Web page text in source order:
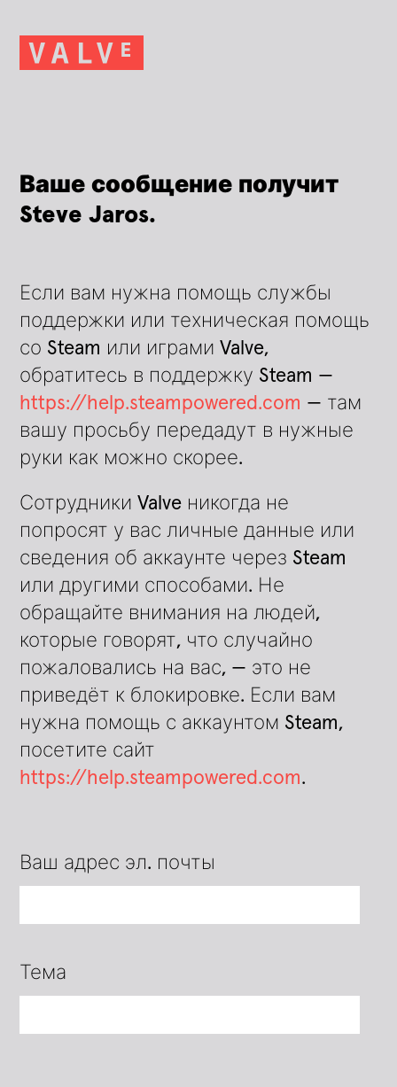
Ваше сообщение получит
Steve Jaros.
Если вам нужна помощь службы
поддержки или техническая помощь
со Steam или играми Valve,
обратитесь в поддержку Steam —
https://help.steampowered.com — там
вашу просьбу передадут в нужные
руки как можно скорее.
Сотрудники Valve никогда не
попросят у вас личные данные или
сведения об аккаунте через Steam
или другими способами. Не
обращайте внимания на людей,
которые говорят, что случайно
пожаловались на вас, — это не
приведёт к блокировке. Если вам
нужна помощь с аккаунтом Steam,
посетите сайт
https://help.steampowered.com.
Ваш адрес эл. почты
Тема